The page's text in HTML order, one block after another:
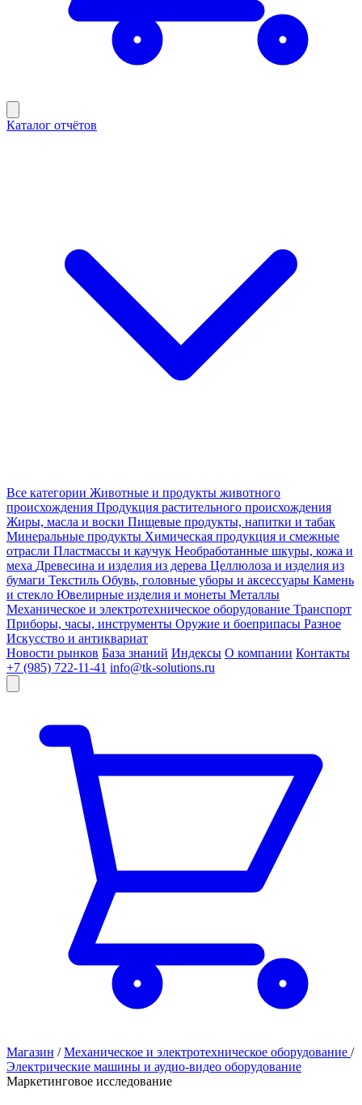
Каталог отчётов
Все категории Животные и продукты животного
происхождения Продукция растительного происхождения
Жиры, масла и воски Пищевые продукты, напитки и табак
Минеральные продукты Химическая продукция и смежные
отрасли Пластмассы и каучук Необработанные шкуры, кожа и
меха Древесина и изделия из дерева Целлюлоза и изделия из
бумаги Текстиль Обувь, головные уборы и аксессуары Камень
и стекло Ювелирные изделия и монеты Металлы
Механическое и электротехническое оборудование Транспорт
Приборы, часы, инструменты Оружие и боеприпасы Разное
Искусство и антиквариат
Новости рынков База знаний Индексы О компании Контакты
+7 (985) 722-11-41 info@tk-solutions.ru
Магазин / Механическое и электротехническое оборудование /
Электрические машины и аудио-видео оборудование
Маркетинговое исследование